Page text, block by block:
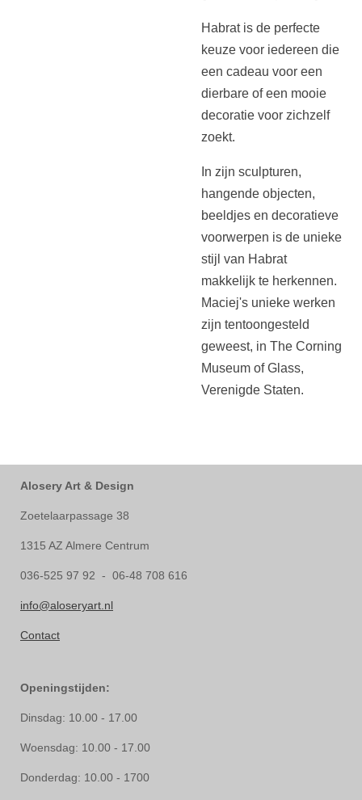
Habrat is de perfecte
keuze voor iedereen die
een cadeau voor een
dierbare of een mooie
decoratie voor zichzelf
zoekt.
In zijn sculpturen,
hangende objecten,
beeldjes en decoratieve
voorwerpen is de unieke
stijl van Habrat
makkelijk te herkennen.
Maciej's unieke werken
zijn tentoongesteld
geweest, in The Corning
Museum of Glass,
Verenigde Staten.
Alosery Art & Design
Zoetelaarpassage 38
1315 AZ Almere Centrum
036-525 97 92 - 06-48 708 616
info@aloseryart.nl
Contact
Openingstijden:
Dinsdag: 10.00 - 17.00
Woensdag: 10.00 - 17.00
Donderdag: 10.00 - 1700